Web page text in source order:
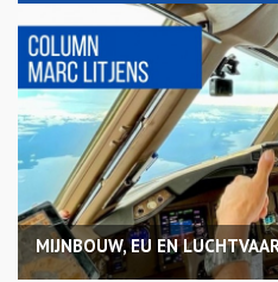
MIJNBOUW, EU EN